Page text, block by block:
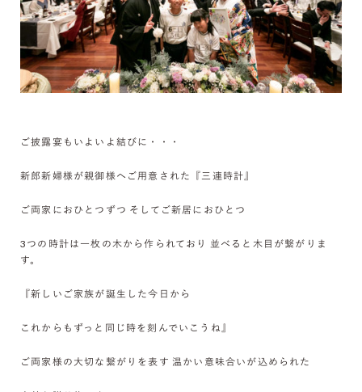
ご披露宴もいよいよ結びに・・・
新郎新婦様が親御様へご用意された『三連時計』
ご両家におひとつずつ そしてご新居におひとつ
3つの時計は一枚の木から作られており 並べると木目が繋がりま
す。
『新しいご家族が誕生した今日から
これからもずっと同じ時を刻んでいこうね』
ご両家様の大切な繋がりを表す 温かい意味合いが込められた